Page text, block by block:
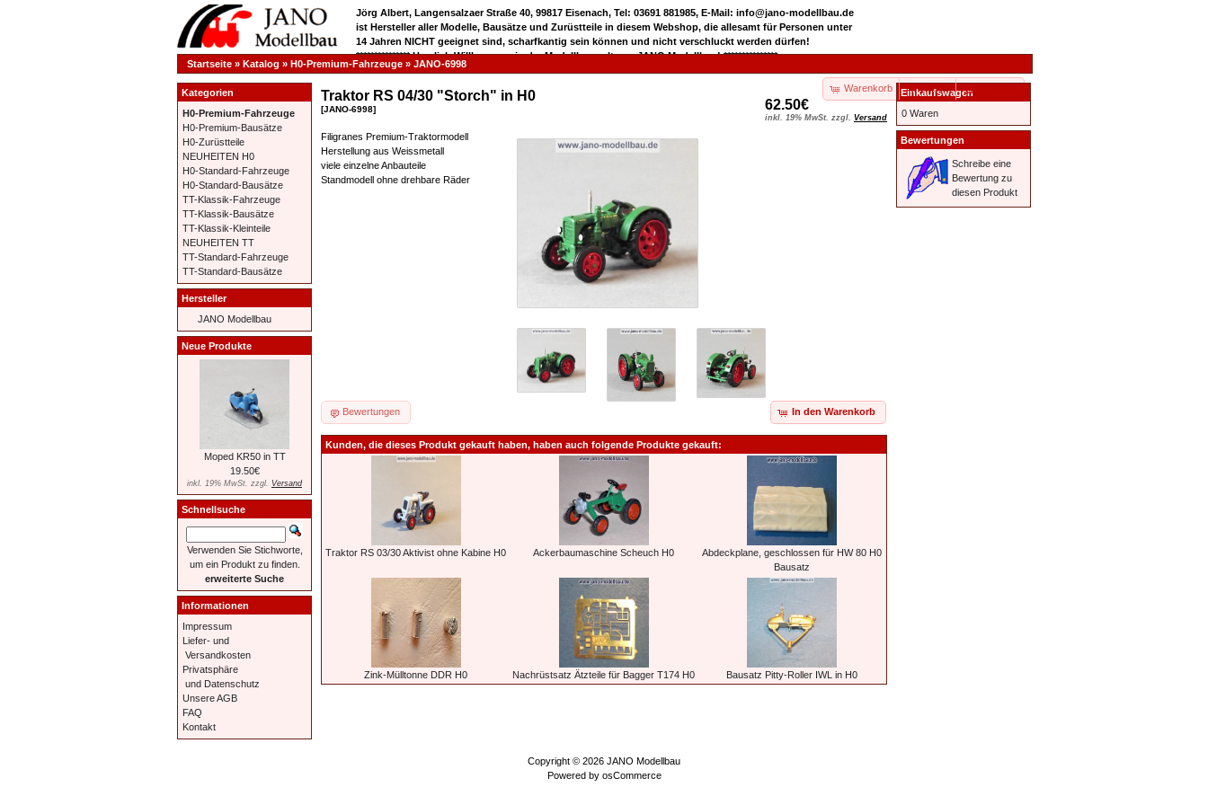
Jörg Albert, Langensalzaer Straße 40, 99817 Eisenach, Tel: 03691 881985, E-Mail: info@jano-modellbau.de
ist Hersteller aller Modelle, Bausätze und Zurüstteile in diesem Webshop, die allesamt für Personen unter
14 Jahren NICHT geeignet sind, scharfkantig sein können und nicht verschluckt werden dürfen!
*************** Herzlich Willkommen in der Modellbauwelt von JANO Modellbau! ***************
Warenkorb Kasse
Startseite » Katalog » H0-Premium-Fahrzeuge » JANO-6998
62.50€
inkl. 19% MwSt. zzgl. Versand
Traktor RS 04/30 "Storch" in H0
[JANO-6998]
Filigranes Premium-Traktormodell
Herstellung aus Weissmetall
viele einzelne Anbauteile
Standmodell ohne drehbare Räder
In den Warenkorb
Bewertungen
Kunden, die dieses Produkt gekauft haben, haben auch folgende Produkte gekauft:
Traktor RS 03/30 Aktivist ohne Kabine H0 Ackerbaumaschine Scheuch H0
Abdeckplane, geschlossen für HW 80 H0
Bausatz
Zink-Mülltonne DDR H0 Nachrüstsatz Ätzteile für Bagger T174 H0 Bausatz Pitty-Roller IWL in H0
Kategorien
H0-Premium-Fahrzeuge
H0-Premium-Bausätze
H0-Zurüstteile
NEUHEITEN H0
H0-Standard-Fahrzeuge
H0-Standard-Bausätze
TT-Klassik-Fahrzeuge
TT-Klassik-Bausätze
TT-Klassik-Kleinteile
NEUHEITEN TT
TT-Standard-Fahrzeuge
TT-Standard-Bausätze
Hersteller
JANO Modellbau
Neue Produkte
Moped KR50 in TT
19.50€
inkl. 19% MwSt. zzgl. Versand
Schnellsuche
Verwenden Sie Stichworte,
um ein Produkt zu finden.
erweiterte Suche
Informationen
Impressum
Liefer- und
Versandkosten
Privatsphäre
und Datenschutz
Unsere AGB
FAQ
Kontakt
Einkaufswagen
0 Waren
Bewertungen
Schreibe eine
Bewertung zu
diesen Produkt
Copyright © 2026 JANO Modellbau
Powered by osCommerce